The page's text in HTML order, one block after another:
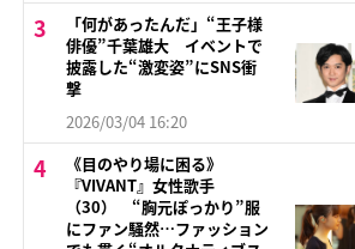
「何があったんだ」“王子様
俳優”千葉雄大 イベントで
披露した“激変姿”にSNS衝
撃
2026/03/04 16:20
《目のやり場に困る》
『VIVANT』女性歌手
（30） “胸元ぽっかり”服
にファン騒然…ファッション